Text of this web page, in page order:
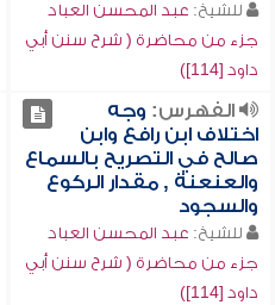
للشيخ: عبد المحسن العباد
جزء من محاضرة ( شرح سنن أبي
داود [114])
الفهرس: وجه
اختلاف ابن رافع وابن
صالح في التصريح بالسماع
والعنعنة , مقدار الركوع
والسجود
للشيخ: عبد المحسن العباد
جزء من محاضرة ( شرح سنن أبي
داود [114])